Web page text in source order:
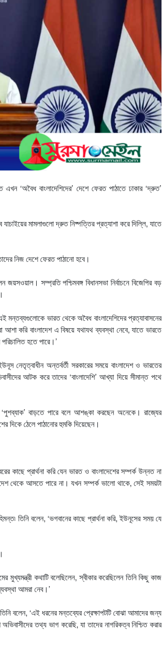
‘অবৈধ বাংলাদেশিদের’ দেশে ফেরত পাঠাতে ঢাকার ‘দ্রুত’
যাচাইয়ের মামলাগুলো দ্রুত নিষ্পত্তির প্রত্যাশা করে দিল্লি, যাতে
নিজ দেশে ফেরত পাঠানো হবে।
জয়সওয়াল। সম্প্রতি পশ্চিমবঙ্গ বিধানসভা নির্বাচনে বিজেপির বড়
ভারত থেকে অবৈধ বাংলাদেশিদের প্রত্যাবাসনের
করি বাংলাদেশ এ বিষয়ে যথাযথ ব্যবস্থা নেবে, যাতে ভারতে
হতে পারে।’
নেতৃত্বাধীন অন্তর্বর্তী সরকারের সময়ে বাংলাদেশ ও ভারতের
আটক করে তাদের ‘বাংলাদেশি’ আখ্যা দিয়ে সীমান্ত পথে
‘পুশব্যাক’ বাড়তে পারে বলে আশঙ্কা করছেন অনেকে। রাজ্যের
দিকে ঠেলে পাঠানোর হুমকি দিয়েছেন।
কাছে প্রার্থনা করি যেন ভারত ও বাংলাদেশের সম্পর্ক উন্নত না
থেকে আসতে পারে না। যখন সম্পর্ক ভালো থাকে, সেই সময়টা
তিনি বলেন, ‘ভগবানের কাছে প্রার্থনা করি, ইউনূসের সময় যে
মুখ্যমন্ত্রী কথাটি বলেছিলেন, স্বীকার করেছিলেন তিনি কিছু কাজ
আমরা নেব।’
বলেন, ‘এই ধরনের মন্তব্যের প্রেক্ষাপটটি বোঝা আমাদের জন্য
তথ্য ভাগ করেছি, যা তাদের নাগরিকত্ব নিশ্চিত করার